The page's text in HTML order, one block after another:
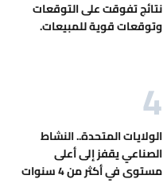
نتائج تفوقت على التوقعات
وتوقعات قوية للمبيعات.
الولايات المتحدة.. النشاط
الصناعي يقفز إلى أعلى
مستوى في أكثر من 4 سنوات